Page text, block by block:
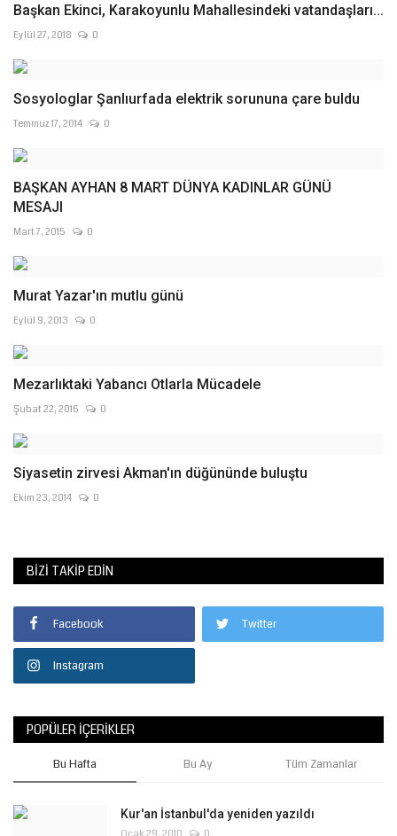
Başkan Ekinci, Karakoyunlu Mahallesindeki vatandaşları...
Eylül 27, 2018 0
Sosyologlar Şanlıurfada elektrik sorununa çare buldu
Temmuz 17, 2014 0
BAŞKAN AYHAN 8 MART DÜNYA KADINLAR GÜNÜ
MESAJI
Mart 7, 2015 0
Murat Yazar'ın mutlu günü
Eylül 9, 2013 0
Mezarlıktaki Yabancı Otlarla Mücadele
Şubat 22, 2016 0
Siyasetin zirvesi Akman'ın düğününde buluştu
Ekim 23, 2014 0
BIZI TAKIP EDIN
Facebook Twitter
Instagram
POPÜLER İÇERIKLER
Bu Hafta Bu Ay Tüm Zamanlar
Kur'an İstanbul'da yeniden yazıldı